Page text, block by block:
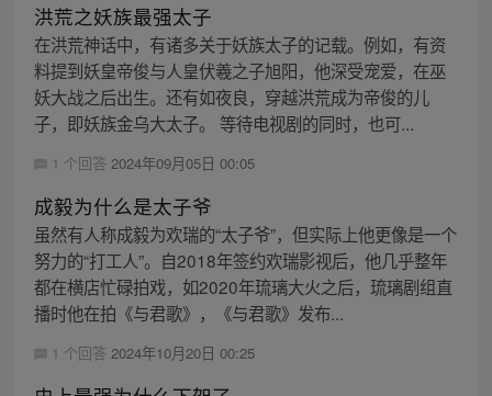
洪荒之妖族最强太子
在洪荒神话中，有诸多关于妖族太子的记载。例如，有资
料提到妖皇帝俊与人皇伏羲之子旭阳，他深受宠爱，在巫
妖大战之后出生。还有如夜良，穿越洪荒成为帝俊的儿
子，即妖族金乌大太子。 等待电视剧的同时，也可...
1 个回答 2024年09月05日 00:05
成毅为什么是太子爷
虽然有人称成毅为欢瑞的“太子爷”，但实际上他更像是一个
努力的“打工人”。自2018年签约欢瑞影视后，他几乎整年
都在横店忙碌拍戏，如2020年琉璃大火之后，琉璃剧组直
播时他在拍《与君歌》，《与君歌》发布...
1 个回答 2024年10月20日 00:25